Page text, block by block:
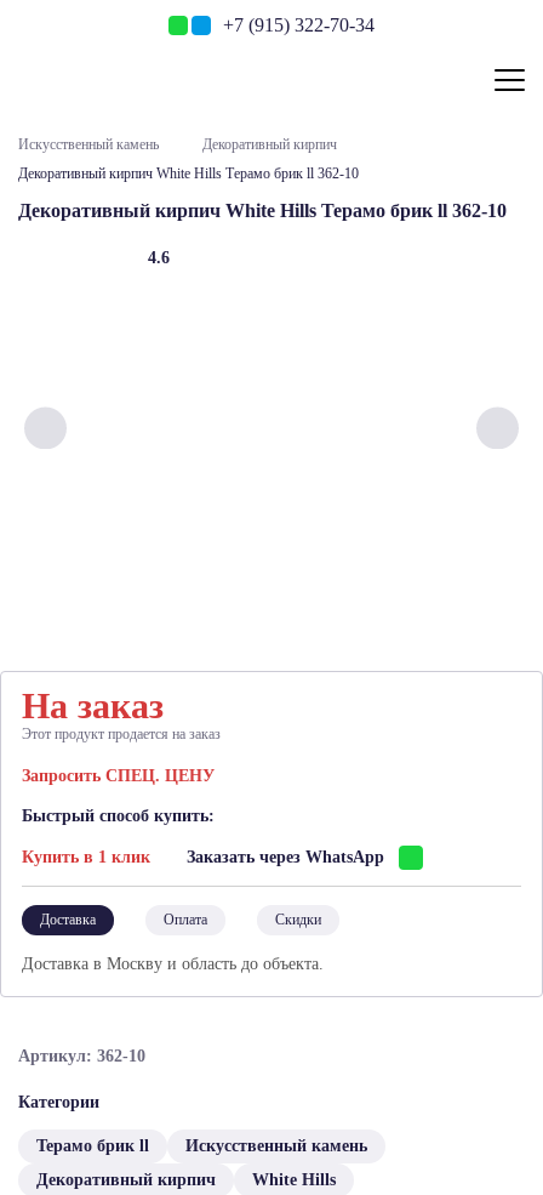
+7 (915) 322-70-34
Искусственный камень
Декоративный кирпич
Декоративный кирпич White Hills Терамо брик ll 362-10
Декоративный кирпич White Hills Терамо брик ll 362-10
4.6
Артикул: 362-10
Категории
Терамо брик ll
Искусственный камень
Декоративный кирпич
White Hills
На заказ
Этот продукт продается на заказ
Запросить СПЕЦ. ЦЕНУ
Быстрый способ купить:
Купить в 1 клик Заказать через WhatsApp
Доставка Оплата Скидки
Доставка в Москву и область до объекта.